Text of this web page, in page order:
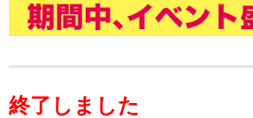
終了しました